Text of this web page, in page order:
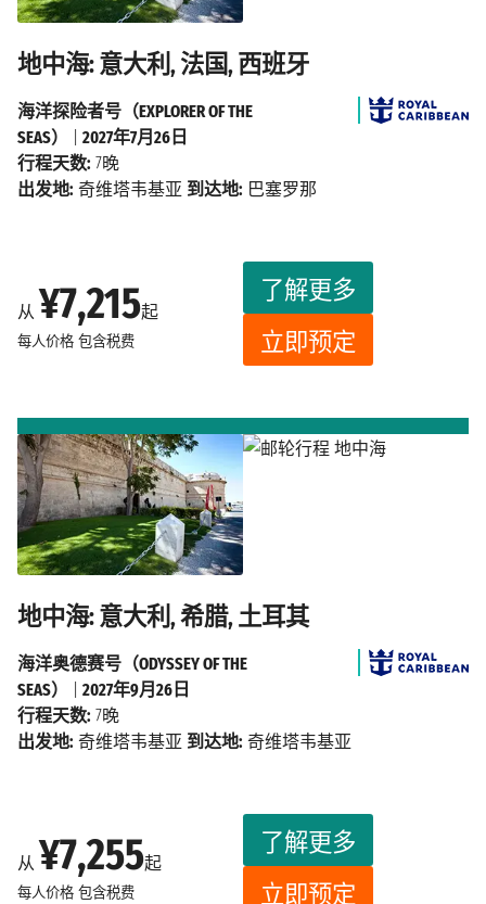
地中海: 意大利, 法国, 西班牙
从 ¥7,215起
每人价格 包含税费
了解更多
立即预定
海洋探险者号（EXPLORER OF THE
SEAS）
2027年7月26日
行程天数: 7晚
出发地: 奇维塔韦基亚 到达地: 巴塞罗那
地中海: 意大利, 希腊, 土耳其
从 ¥7,255起
每人价格 包含税费
了解更多
立即预定
海洋奥德赛号（ODYSSEY OF THE
SEAS）
2027年9月26日
行程天数: 7晚
出发地: 奇维塔韦基亚 到达地: 奇维塔韦基亚